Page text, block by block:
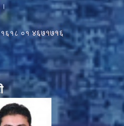
।
१६१८ ०१४६७१७१६